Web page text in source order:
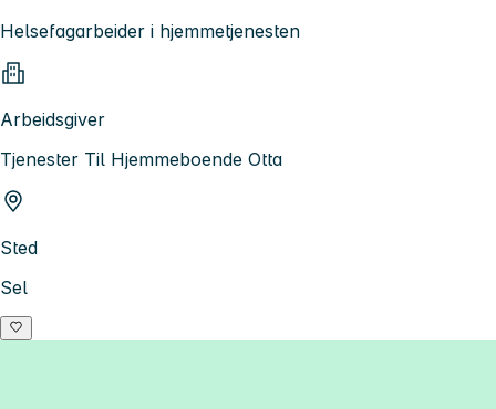
Helsefagarbeider i hjemmetjenesten
Arbeidsgiver
Tjenester Til Hjemmeboende Otta
Sted
Sel